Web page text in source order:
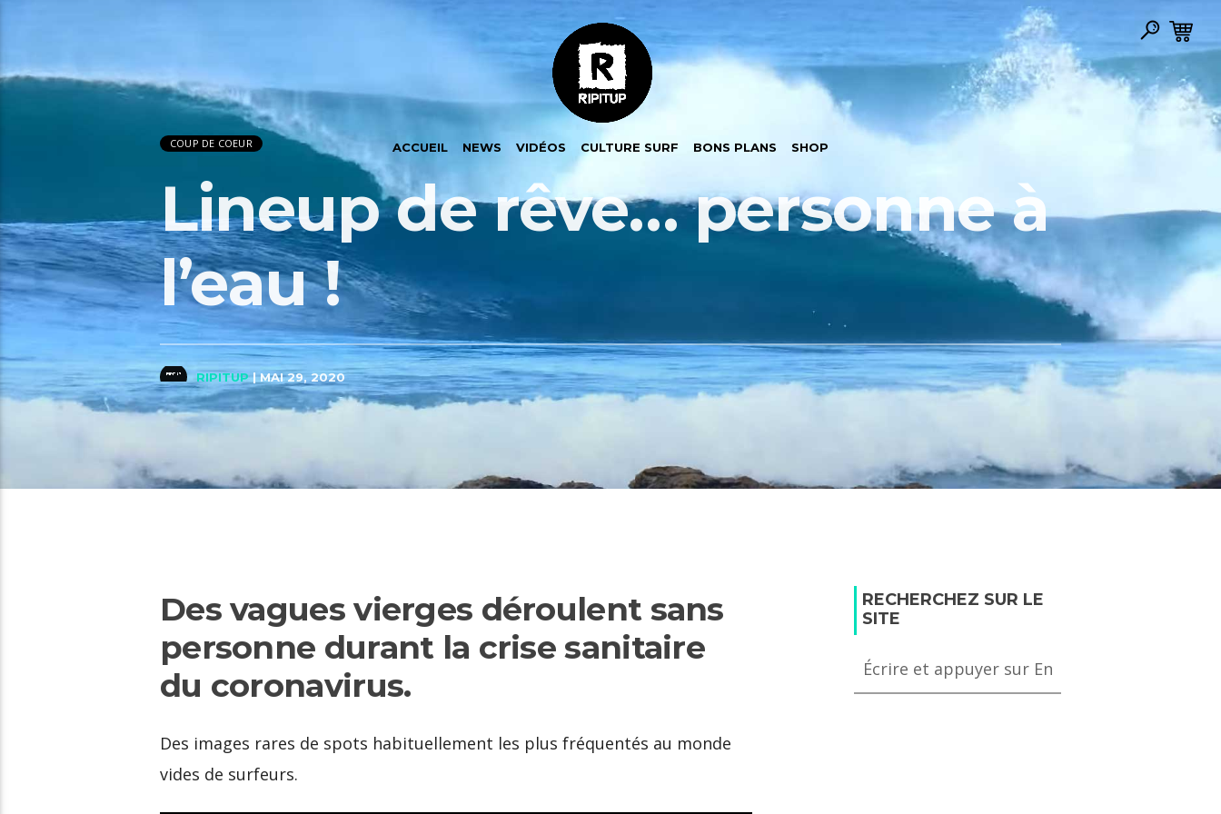
ACCUEIL NEWS VIDÉOS CULTURE SURF BONS PLANS SHOP
COUP DE COEUR
Lineup de rêve… personne à
l’eau !
RIPITUP| MAI 29, 2020
Des vagues vierges déroulent sans
personne durant la crise sanitaire
du coronavirus.
Des images rares de spots habituellement les plus fréquentés au monde
vides de surfeurs.
RECHERCHEZ SUR LE
SITE